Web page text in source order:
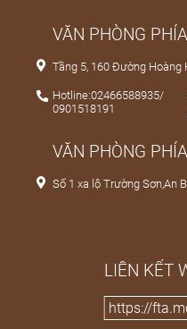
VĂN PHÒNG
Tầng 5, 160 Đường Hoàng
Hotline:02466588935/
0901518191
VĂN PHÒNG
Số 1 xa lộ Trường Sơn,An
LIÊN KẾT